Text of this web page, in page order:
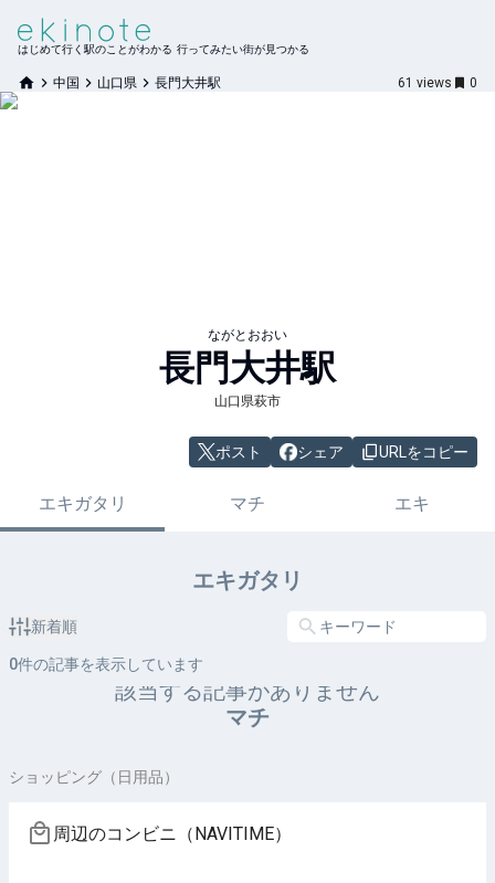
はじめて行く駅のことがわかる 行ってみたい街が見つかる
中国 山口県 長門大井駅 61 views 0
ながとおおい
長門大井駅
山口県萩市
ポスト シェア URLをコピー
エキガタリ マチ エキ
エキガタリ
新着順
0件の記事を表示しています
該当する記事がありません
マチ
ショッピング（日用品）
周辺のコンビニ（NAVITIME）